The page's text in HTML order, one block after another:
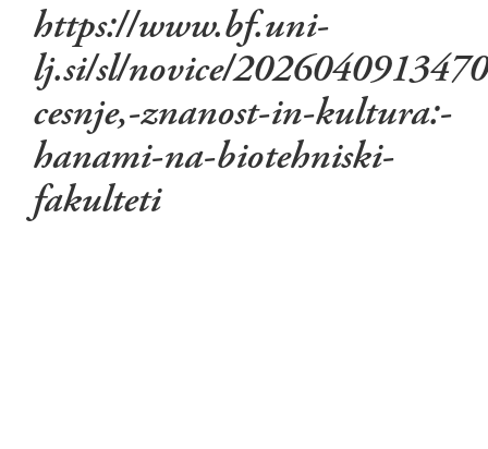
https://www.bf.uni-
lj.si/sl/novice/
cesnje,-znanost-in-kultura:-
hanami-na-biotehniski-
fakulteti